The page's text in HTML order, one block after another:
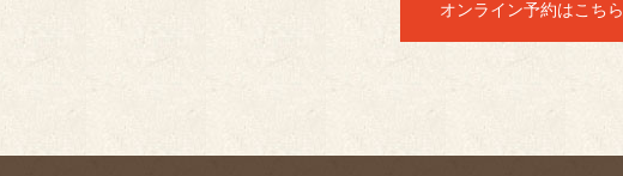
オンライン予約はこちら